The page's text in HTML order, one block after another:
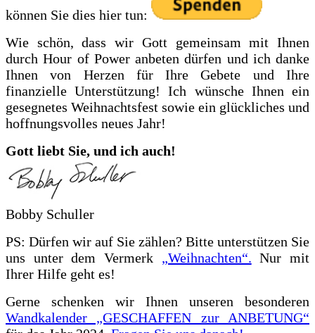
können Sie dies hier tun:
Wie schön, dass wir Gott gemeinsam mit Ihnen
durch Hour of Power anbeten dürfen und ich danke
Ihnen von Herzen für Ihre Gebete und Ihre
finanzielle Unterstützung! Ich wünsche Ihnen ein
gesegnetes Weihnachtsfest sowie ein glückliches und
hoffnungsvolles neues Jahr!
Gott liebt Sie, und ich auch!
Bobby Schuller
PS: Dürfen wir auf Sie zählen? Bitte unterstützen Sie
uns unter dem Vermerk „Weihnachten“. Nur mit
Ihrer Hilfe geht es!
Gerne schenken wir Ihnen unseren besonderen
Wandkalender „GESCHAFFEN zur ANBETUNG“